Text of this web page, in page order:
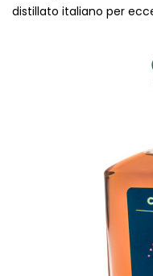
distillato italiano per